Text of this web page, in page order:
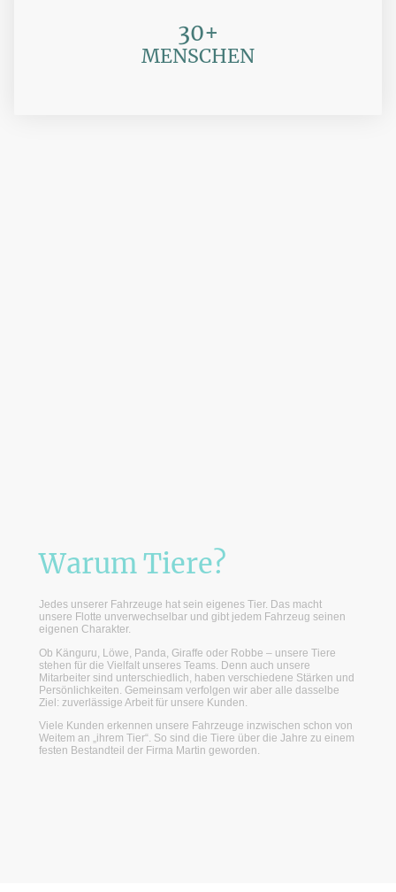
30+
MENSCHEN
Warum Tiere?
Jedes unserer Fahrzeuge hat sein eigenes Tier. Das macht
unsere Flotte unverwechselbar und gibt jedem Fahrzeug seinen
eigenen Charakter.
Ob Känguru, Löwe, Panda, Giraffe oder Robbe – unsere Tiere
stehen für die Vielfalt unseres Teams. Denn auch unsere
Mitarbeiter sind unterschiedlich, haben verschiedene Stärken und
Persönlichkeiten. Gemeinsam verfolgen wir aber alle dasselbe
Ziel: zuverlässige Arbeit für unsere Kunden.
Viele Kunden erkennen unsere Fahrzeuge inzwischen schon von
Weitem an „ihrem Tier“. So sind die Tiere über die Jahre zu einem
festen Bestandteil der Firma Martin geworden.